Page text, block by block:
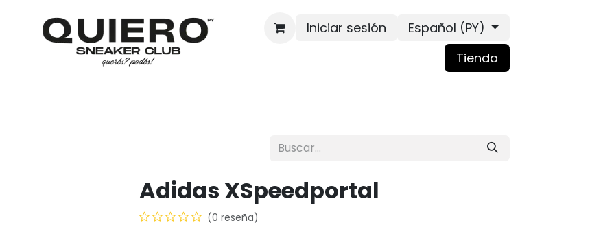
Iniciar sesión
Español (PY)
Tienda
Adidas XSpeedportal
(0 reseña)